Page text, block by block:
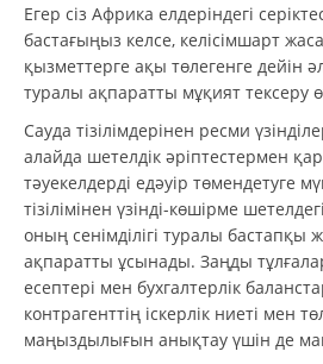
Егер сіз Африка елдеріндегі
бастағыңыз келсе, келісімшарт
қызметтерге ақы төлегенге дейін
туралы ақпаратты мұқият тексеру
Сауда тізілімдерінен ресми
алайда шетелдік әріптестермен
тәуекелдерді едәуір төмендетуге
тізілімінен үзінді-көшірме
оның сенімділігі туралы
ақпаратты ұсынады. Заңды
есептерi мен бухгалтерлiк
контрагенттiң iскерлiк ниетi мен
маңыздылығын анықтау үшiн де